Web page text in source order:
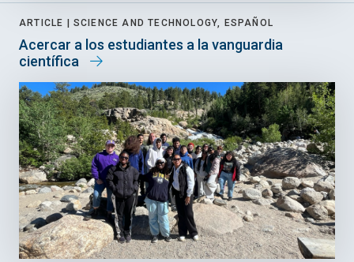
ARTICLE | SCIENCE AND TECHNOLOGY, ESPAÑOL
Acercar a los estudiantes a la vanguardia
científica